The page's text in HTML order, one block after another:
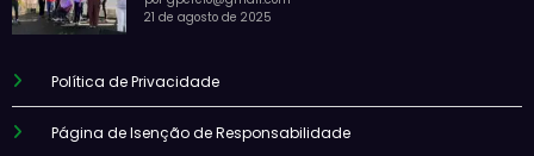
21 de agosto de 2025
Política de Privacidade
Página de Isenção de Responsabilidade